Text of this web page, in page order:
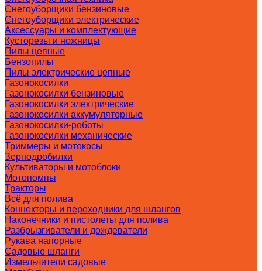
Снегоуборщики бензиновые
Снегоуборщики электрические
Аксессуары и комплектующие
Кусторезы и ножницы
Пилы цепные
Бензопилы
Пилы электрические цепные
Газонокосилки
Газонокосилки бензиновые
Газонокосилки электрические
Газонокосилки аккумуляторные
Газонокосилки-роботы
Газонокосилки механические
Триммеры и мотокосы
Зернодробилки
Культиваторы и мотоблоки
Мотопомпы
Тракторы
Всё для полива
Коннекторы и переходники для шлангов
Наконечники и пистолеты для полива
Разбрызгиватели и дождеватели
Рукава напорные
Садовые шланги
Измельчители садовые